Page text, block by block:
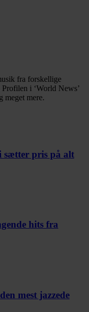
fra forskellige
i ‘World News’
meget mere.
sætter pris på alt
hits fra
mest jazzede